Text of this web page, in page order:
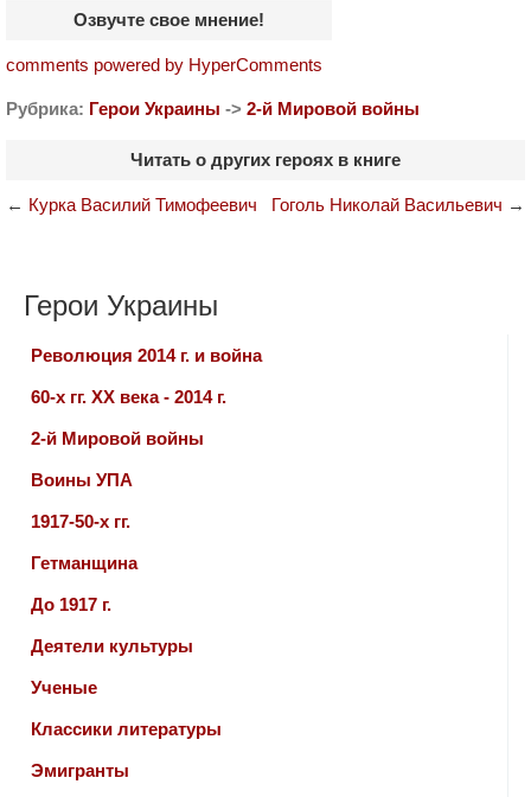
Озвучте свое мнение!
comments powered by HyperComments
Рубрика: Герои Украины -> 2-й Мировой войны
Читать о других героях в книге
← Курка Василий Тимофеевич Гоголь Николай Васильевич →
Герои Украины
Революция 2014 г. и война
60-х гг. ХХ века - 2014 г.
2-й Мировой войны
Воины УПА
1917-50-х гг.
Гетманщина
До 1917 г.
Деятели культуры
Ученые
Классики литературы
Эмигранты